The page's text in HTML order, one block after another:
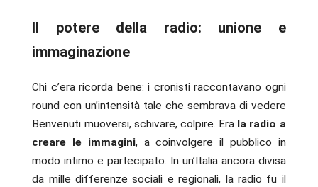
Il potere della radio: unione e
immaginazione
Chi c’era ricorda bene: i cronisti raccontavano ogni
round con un’intensità tale che sembrava di vedere
Benvenuti muoversi, schivare, colpire. Era la radio a
creare le immagini, a coinvolgere il pubblico in
modo intimo e partecipato. In un’Italia ancora divisa
da mille differenze sociali e regionali, la radio fu il